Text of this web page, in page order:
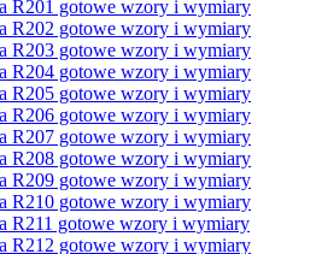
R201 gotowe wzory i wymiary
R202 gotowe wzory i wymiary
R203 gotowe wzory i wymiary
R204 gotowe wzory i wymiary
R205 gotowe wzory i wymiary
R206 gotowe wzory i wymiary
R207 gotowe wzory i wymiary
R208 gotowe wzory i wymiary
R209 gotowe wzory i wymiary
R210 gotowe wzory i wymiary
R211 gotowe wzory i wymiary
R212 gotowe wzory i wymiary